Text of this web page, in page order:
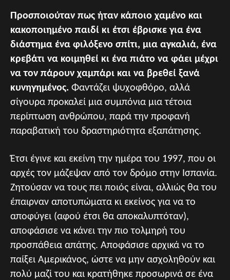
Προσποιούταν πως ήταν κάποιο χαμένο και
κακοποιημένο παιδί κι έτσι έβρισκε για ένα
διάστημα ένα φιλόξενο σπίτι, μια αγκαλιά, ένα
κρεβάτι να κοιμηθεί κι ένα πιάτο να φάει μέχρι
να τον πάρουν χαμπάρι και να βρεθεί ξανά
κυνηγημένος. Φαντάζει ψυχοφθόρο, αλλά
σίγουρα προκαλεί μια συμπόνια μια τέτοια
περίπτωση ανθρώπου, παρά την προφανή
παραβατική του δραστηριότητα εξαπάτησης.
Έτσι έγινε και εκείνη την ημέρα του 1997, που οι
αρχές τον μάζεψαν από τον δρόμο στην Ισπανία.
Ζητούσαν να τους πει ποιός είναι, αλλιώς θα του
έπαιρναν αποτυπώματα κι εκείνος για να το
αποφύγει (αφού έτσι θα αποκαλυπτόταν),
αποφάσισε να κάνει την πιο τολμηρή του
προσπάθεια απάτης. Αποφάσισε αρχικά να το
παίξει Αμερικάνος, ώστε να μην ασχοληθούν και
πολύ μαζί του και κρατήθηκε προσωρινά σε ένα